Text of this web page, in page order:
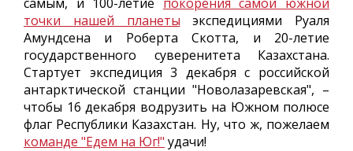
точки нашей планеты экспедициями Руаля
Амундсена и Роберта Скотта, и 20-летие
государственного суверенитета Казахстана.
Стартует экспедиция 3 декабря с российской
антарктической станции "Новолазаревская", –
чтобы 16 декабря водрузить на Южном полюсе
флаг Республики Казахстан. Ну, что ж, пожелаем
команде "Едем на Юг!" удачи!